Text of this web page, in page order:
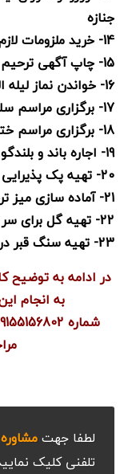
جنازه
14- خرید ملزومات
15- چاپ آگهی ترحیم
16- خواندن نماز لیله الدفن و دادن صدقه
17- برگزاری مراسم
18- برگزاری مراسم ختم
19- اجاره باند و
20- تهیه پک
21- آماده سازی میز ترحیم
22- تهیه گل برای سر
23- تهیه سنگ قبر
در ادامه به توضیح
به انجام
لطفا جهت
تلفنی کلیک